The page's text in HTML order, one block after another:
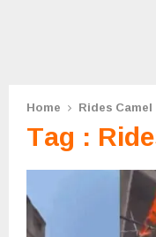
Home Rides Camel
Tag :